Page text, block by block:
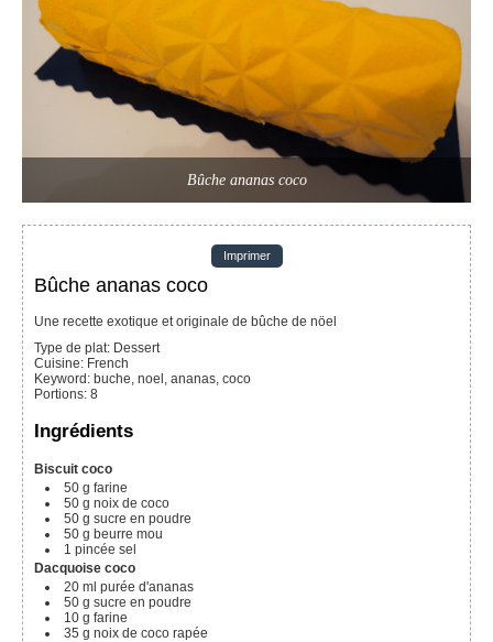
Bûche ananas coco
Imprimer
Bûche ananas coco
Une recette exotique et originale de bûche de nöel
Type de plat: Dessert
Cuisine: French
Keyword: buche, noel, ananas, coco
Portions: 8
Ingrédients
Biscuit coco
50 g farine
50 g noix de coco
50 g sucre en poudre
50 g beurre mou
1 pincée sel
Dacquoise coco
20 ml purée d'ananas
50 g sucre en poudre
10 g farine
35 g noix de coco rapée